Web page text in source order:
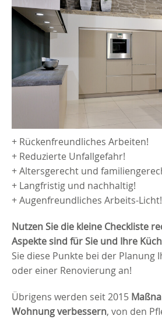
+ Rückenfreundliches Arbeiten!
+ Reduzierte Unfallgefahr!
+ Altersgerecht und
+ Langfristig und nachhaltig!
+ Augenfreundliches Arbeits-Licht!
Nutzen Sie die kleine Checkliste
Aspekte sind für Sie und Ihre
Sie diese Punkte bei der Planung
oder einer Renovierung an!
Übrigens werden seit 2015
Wohnung verbessern, von den